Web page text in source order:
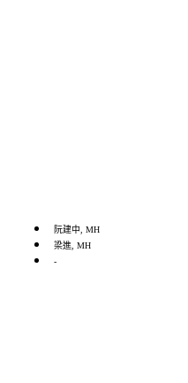
阮建中, MH
梁進, MH
-